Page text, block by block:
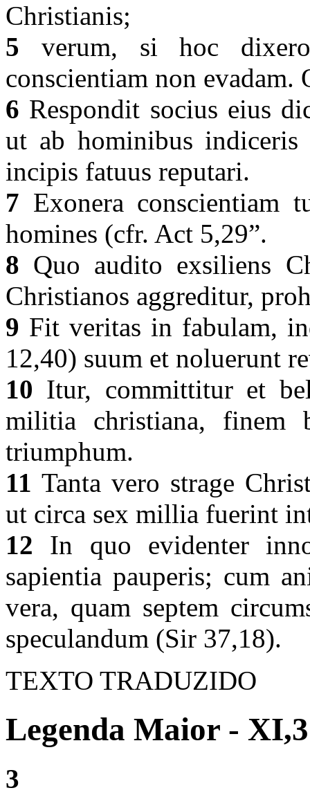
Christianis;
5 verum, si hoc
conscientiam non
6 Respondit socius eius
ut ab hominibus
incipis fatuus reputari.
7 Exonera conscientiam
homines (cfr. Act 5,29”.
8 Quo audito exsiliens
Christianos aggreditur,
9 Fit veritas in fabulam,
12,40) suum et noluerunt
10 Itur, committitur et
militia christiana, finem
triumphum.
11 Tanta vero strage
ut circa sex millia fuerint
12 In quo evidenter
sapientia pauperis; cum
vera, quam septem
speculandum (Sir 37,18).
TEXTO TRADUZIDO
Legenda Maior - XI,3
3